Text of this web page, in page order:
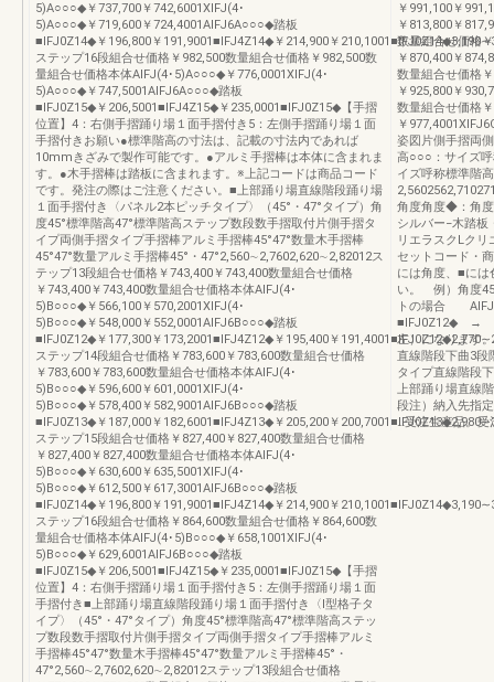
5)A○○○◆￥737,700￥742,6001XIFJ(4･
5)A○○○◆￥719,600￥724,4001AIFJ6A○○○◆踏板
■IFJ0Z14◆￥196,800￥191,9001■IFJ4Z14◆￥214,900￥
ステップ16段組合せ価格￥982,500数量組合せ価格￥982,500数
量組合せ価格本体AIFJ(4･5)A○○○◆￥776,0001XIFJ(4･
5)A○○○◆￥747,5001AIFJ6A○○○◆踏板
■IFJ0Z15◆￥206,5001■IFJ4Z15◆￥235,0001■IFJ0Z15◆【手摺
位置】4：右側手摺踊り場１面手摺付き5：左側手摺踊り場１面
手摺付きお願い●標準階高の寸法は、記載の寸法内であれば
10mmきざみで製作可能です。●アルミ手摺棒は本体に含まれま
す。●木手摺棒は踏板に含まれます。※上記コードは商品コード
です。発注の際はご注意ください。■上部踊り場直線階段踊り場
１面手摺付き〈パネル2本ピッチタイプ〉（45°・47°タイプ）角
度45°標準階高47°標準階高ステップ数段数手摺取付片側手摺タ
イプ両側手摺タイプ手摺棒アルミ手摺棒45°47°数量木手摺棒
45°47°数量アルミ手摺棒45°・47°2,560∼2,7602,620∼2,82012ス
テップ13段組合せ価格￥743,400￥743,400数量組合せ価格
￥743,400￥743,400数量組合せ価格本体AIFJ(4･
5)B○○○◆￥566,100￥570,2001XIFJ(4･
5)B○○○◆￥548,000￥552,0001AIFJ6B○○○◆踏板
■IFJ0Z12◆￥177,300￥173,2001■IFJ4Z12◆￥195,400￥
ステップ14段組合せ価格￥783,600￥783,600数量組合せ価格
￥783,600￥783,600数量組合せ価格本体AIFJ(4･
5)B○○○◆￥596,600￥601,0001XIFJ(4･
5)B○○○◆￥578,400￥582,9001AIFJ6B○○○◆踏板
■IFJ0Z13◆￥187,000￥182,6001■IFJ4Z13◆￥205,200￥
ステップ15段組合せ価格￥827,400￥827,400数量組合せ価格
￥827,400￥827,400数量組合せ価格本体AIFJ(4･
5)B○○○◆￥630,600￥635,5001XIFJ(4･
5)B○○○◆￥612,500￥617,3001AIFJ6B○○○◆踏板
■IFJ0Z14◆￥196,800￥191,9001■IFJ4Z14◆￥214,900￥
ステップ16段組合せ価格￥864,600数量組合せ価格￥864,600数
量組合せ価格本体AIFJ(4･5)B○○○◆￥658,1001XIFJ(4･
5)B○○○◆￥629,6001AIFJ6B○○○◆踏板
■IFJ0Z15◆￥206,5001■IFJ4Z15◆￥235,0001■IFJ0Z15◆【手摺
位置】4：右側手摺踊り場１面手摺付き5：左側手摺踊り場１面
手摺付き■上部踊り場直線階段踊り場１面手摺付き〈Ⅰ型格子タ
イプ〉（45°・47°タイプ）角度45°標準階高47°標準階高ステッ
プ数段数手摺取付片側手摺タイプ両側手摺タイプ手摺棒アルミ
手摺棒45°47°数量木手摺棒45°47°数量アルミ手摺棒45°・
47°2,560∼2,7602,620∼2,82012ステップ13段組合せ価格
￥991,100￥
￥813,800￥
数量組合せ価格
￥870,400￥
数量組合せ価格
￥925,800￥
数量組合せ価格
￥
姿図片側手摺両
高○○○：サイズ
イズ呼称標準階
角度角度◆：角度
シルバー−木踏板
リエラスクLク
セットコード・
には角度、■に
い。 例）角度
トの場合
■IFJ0Z12◆ →
左）になります
直線階段下曲3段
タイプ直線階段
上部踊り場直線
段注）納入先指
…受注生産品。受